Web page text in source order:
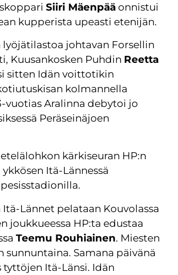
Siiri Mäenpää onnistui
kupperista upeasti etenijän.
lyöjätilastoa johtavan Forsellin
Kuusankosken Puhdin Reetta
sitten Idän voittotikin
kolmannella
vuotias Aralinna debytoi jo
Peräseinäjoen
kärkiseuran HP:n
Itä-Lännessä
Itä-Lännet pelataan Kouvolassa
joukkueessa HP:ta edustaa
Teemu Rouhiainen. Miesten
sunnuntaina. Samana päivänä
tyttöjen Itä-Länsi. Idän